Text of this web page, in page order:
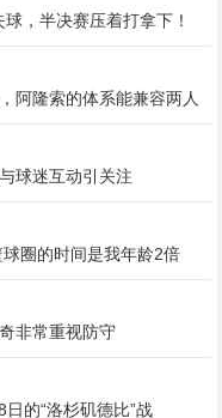
，半决赛压着打拿下！
阿隆索的体系能兼容两人
球迷互动引关注
圈的时间是我年龄2倍
非常重视防守
的“洛杉矶德比”战